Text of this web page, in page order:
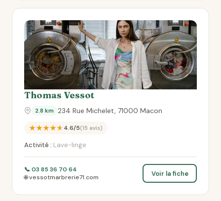
Thomas Vessot
2.8 km 234 Rue Michelet, 71000 Macon
★★★★★4.6/5(15 avis)
Activité : Lave-linge
📞 03 85 36 70 64
🌐 vessotmarbrerie71.com
Voir la fiche